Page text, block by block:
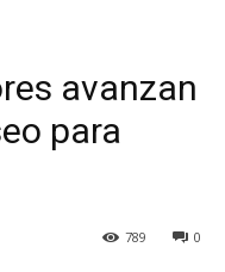
avanzan
para
0
789